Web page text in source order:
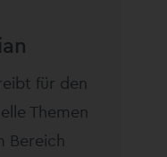
für den
Themen
Bereich